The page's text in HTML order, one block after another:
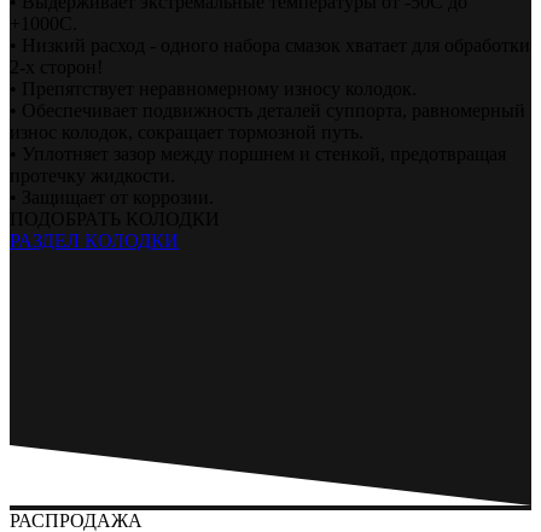
РАЗДЕЛ КОЛОДКИ
РАСПРОДАЖА